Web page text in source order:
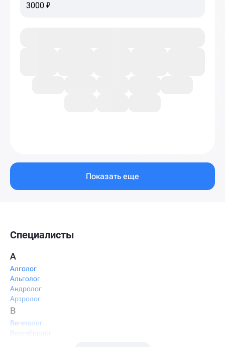
3000 ₽
Показать еще
Специалисты
А
Алголог
Альголог
Андролог
Артролог
В
Вегетолог
Вертебролог